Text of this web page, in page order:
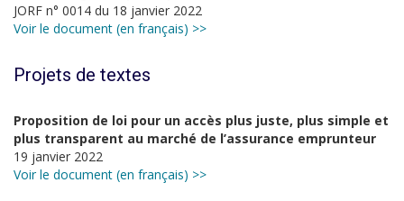
JORF n° 0014 du 18 janvier 2022
Voir le document (en français) >>
Projets de textes
Proposition de loi pour un accès plus juste, plus simple et
plus transparent au marché de l’assurance emprunteur
19 janvier 2022
Voir le document (en français) >>